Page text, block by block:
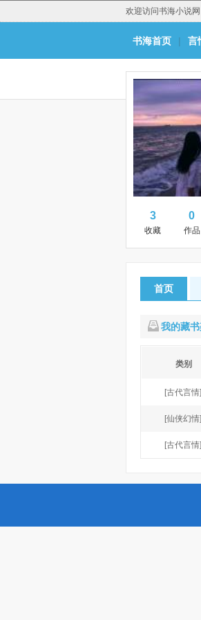
欢迎访问书海小说网
书海首页 | 言
3
收藏
0
作品
首页
我的藏
类别
[古代言情]
[仙侠幻情]
[古代言情]